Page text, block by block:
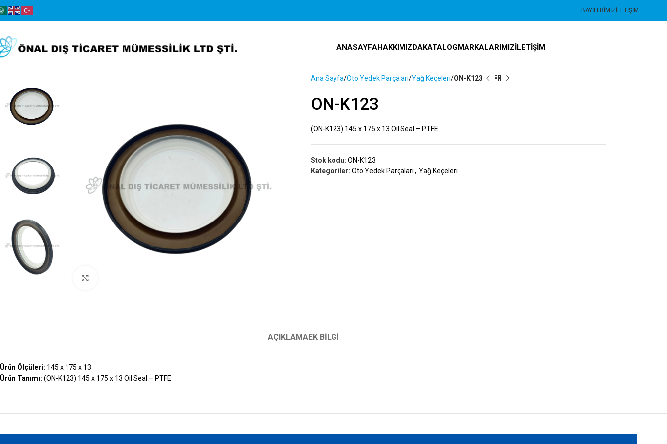
BAYILERIMIZİLETIŞIM
ANASAYFAHAKKIMIZDAKATALOGMARKALARIMIZİLETIŞIM
Ana Sayfa Oto Yedek Parçaları Yağ Keçeleri ON-K123
ON-K123
(ON-K123) 145 x 175 x 13 Oil Seal – PTFE
Stok kodu: ON-K123
Kategoriler: Oto Yedek Parçaları, Yağ Keçeleri
AÇIKLAMAEK BILGI
Ürün Ölçüleri: 145 x 175 x 13
Ürün Tanımı: (ON-K123) 145 x 175 x 13 Oil Seal – PTFE